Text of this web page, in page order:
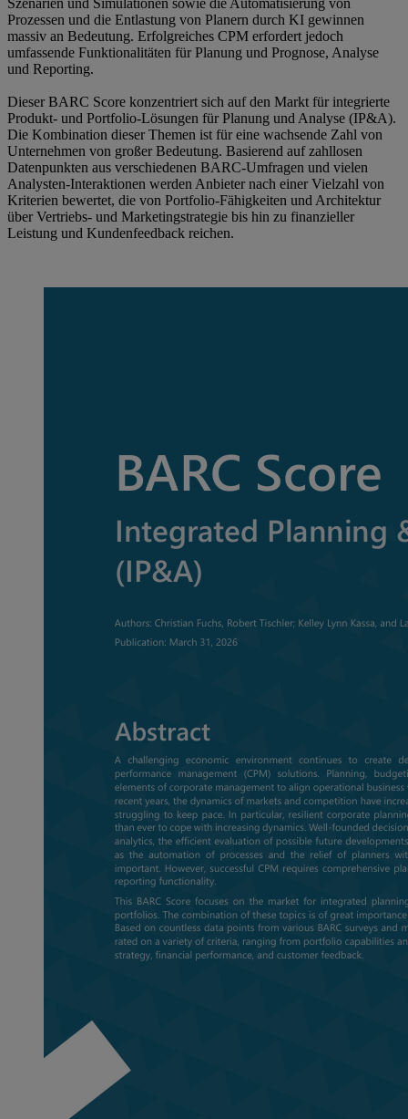
Prozessen und die Entlastung von Planern durch KI gewinnen
massiv an Bedeutung. Erfolgreiches CPM erfordert jedoch
umfassende Funktionalitäten für Planung und Prognose, Analyse
und Reporting.
Dieser BARC Score konzentriert sich auf den Markt für integrierte
Produkt- und Portfolio-Lösungen für Planung und Analyse (IP&A).
Die Kombination dieser Themen ist für eine wachsende Zahl von
Unternehmen von großer Bedeutung. Basierend auf zahllosen
Datenpunkten aus verschiedenen BARC-Umfragen und vielen
Analysten-Interaktionen werden Anbieter nach einer Vielzahl von
Kriterien bewertet, die von Portfolio-Fähigkeiten und Architektur
über Vertriebs- und Marketingstrategie bis hin zu finanzieller
Leistung und Kundenfeedback reichen.